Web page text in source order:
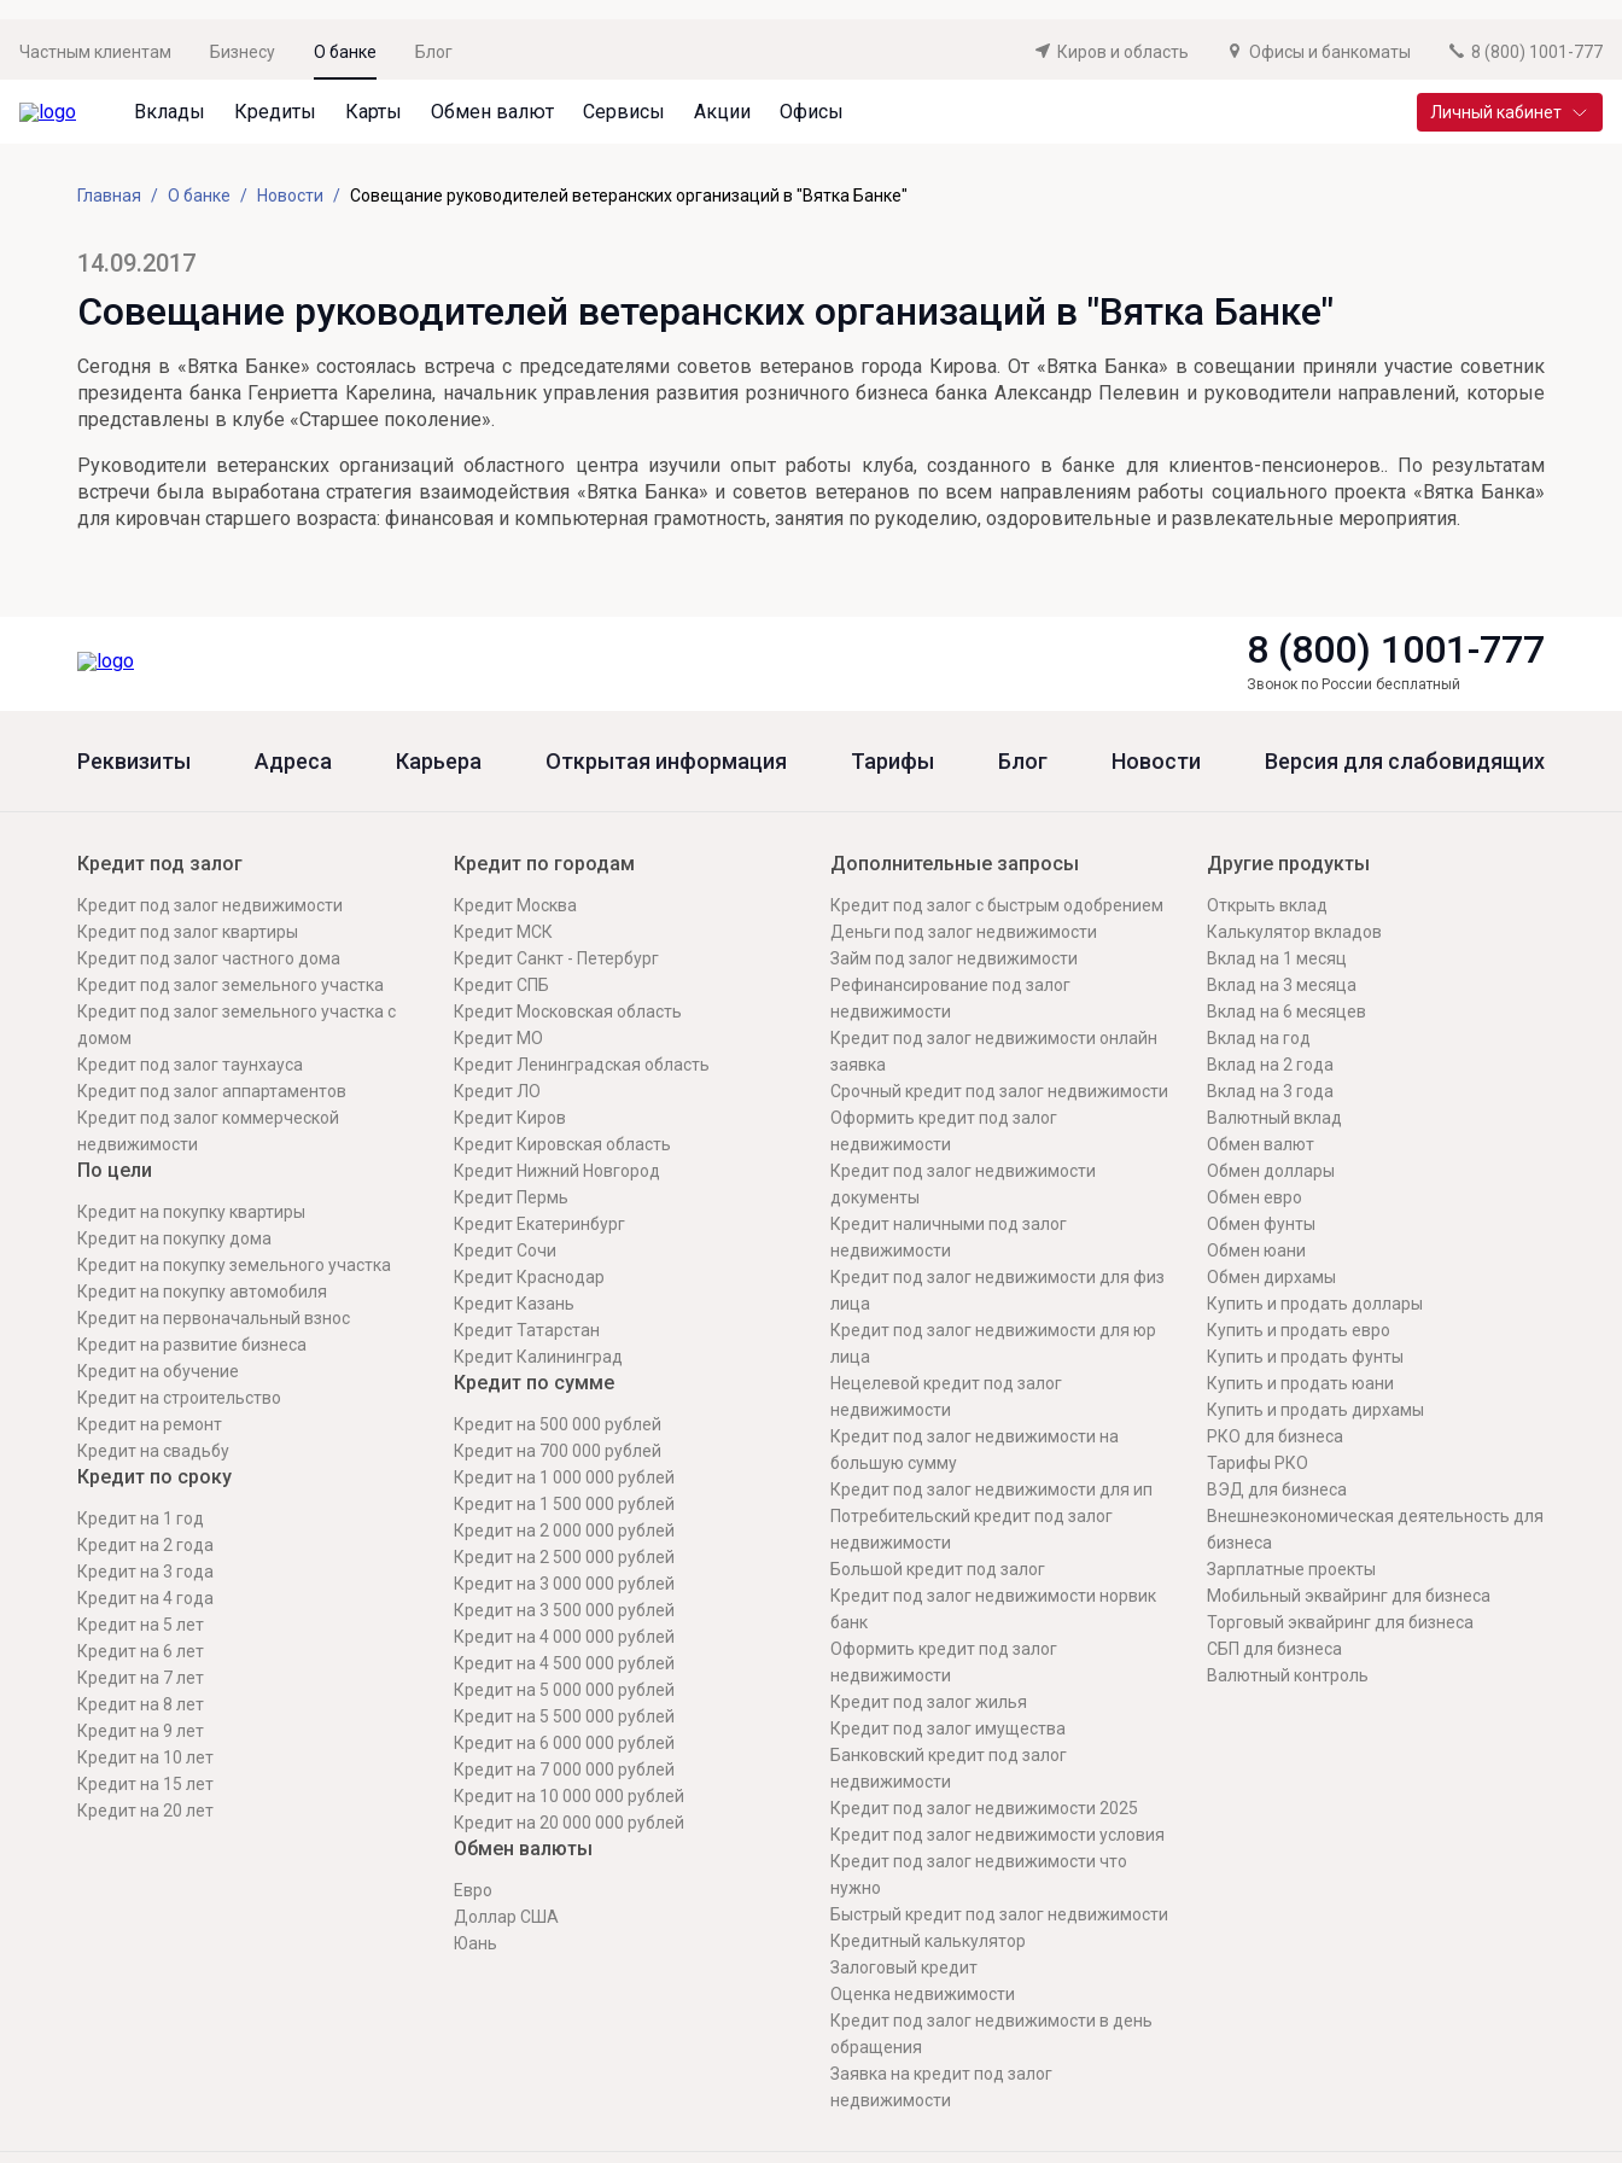
Частным клиентам Бизнесу О банке Блог Киров и область Офисы и банкоматы 8 (800) 1001-777
Вклады
Не упусти момент
Просто вклад
Накопительный
Отличная стратегия+
Фиксируй доход
Новый старт
Валютный плюс
Система страхования вкладов
Архив вкладов
Кредиты
Кредит под залог недвижимости
Рефинансирование
Кредит на автомобиль
Потребительский кредит
Привилегии для клиентов
Реструктуризация
Оценка недвижимости
Карты
Дебетовая карта с пакетом услуг
Премиальная карта Mir Supreme
Пенсионная карта
Все карты
Документы
Кешбэк
Обмен валют
Курсы валют
Бронирование валюты
Курсы валют ЦБ
Сервисы
Оплата кредита
Оценка недвижимости
Подбор новой недвижимости
СБПей
Mir Pay
Госуслуги
Регистрация в ЕБС
Подтверждение согласия через Госуслуги
Акции
Акция «Приведи друга»
Акция «Ставка на бизнес»
Офисы Личный кабинет
Главная О банке Новости Совещание руководителей ветеранских организаций в "Вятка Банке"
14.09.2017
Совещание руководителей ветеранских организаций в "Вятка Банке"
Сегодня в «Вятка Банке» состоялась встреча с председателями советов ветеранов города Кирова. От «Вятка Банка» в совещании приняли участие советник
президента банка Генриетта Карелина, начальник управления развития розничного бизнеса банка Александр Пелевин и руководители направлений, которые
представлены в клубе «Старшее поколение».
Руководители ветеранских организаций областного центра изучили опыт работы клуба, созданного в банке для клиентов-пенсионеров.. По результатам
встречи была выработана стратегия взаимодействия «Вятка Банка» и советов ветеранов по всем направлениям работы социального проекта «Вятка Банка»
для кировчан старшего возраста: финансовая и компьютерная грамотность, занятия по рукоделию, оздоровительные и развлекательные мероприятия.
8 (800) 1001-777
Звонок по России бесплатный
Реквизиты Адреса Карьера Открытая информация Тарифы Блог Новости Версия для слабовидящих
Кредит под залог
Кредит под залог недвижимости
Кредит под залог квартиры
Кредит под залог частного дома
Кредит под залог земельного участка
Кредит под залог земельного участка с
домом
Кредит под залог таунхауса
Кредит под залог аппартаментов
Кредит под залог коммерческой
недвижимости
По цели
Кредит на покупку квартиры
Кредит на покупку дома
Кредит на покупку земельного участка
Кредит на покупку автомобиля
Кредит на первоначальный взнос
Кредит на развитие бизнеса
Кредит на обучение
Кредит на строительcтво
Кредит на ремонт
Кредит на свадьбу
Кредит по сроку
Кредит на 1 год
Кредит на 2 года
Кредит на 3 года
Кредит на 4 года
Кредит на 5 лет
Кредит на 6 лет
Кредит на 7 лет
Кредит на 8 лет
Кредит на 9 лет
Кредит на 10 лет
Кредит на 15 лет
Кредит на 20 лет
Кредит по городам
Кредит Москва
Кредит МСК
Кредит Санкт - Петербург
Кредит СПБ
Кредит Московская область
Кредит МО
Кредит Ленинградская область
Кредит ЛО
Кредит Киров
Кредит Кировская область
Кредит Нижний Новгород
Кредит Пермь
Кредит Екатеринбург
Кредит Сочи
Кредит Краснодар
Кредит Казань
Кредит Татарстан
Кредит Калининград
Кредит по сумме
Кредит на 500 000 рублей
Кредит на 700 000 рублей
Кредит на 1 000 000 рублей
Кредит на 1 500 000 рублей
Кредит на 2 000 000 рублей
Кредит на 2 500 000 рублей
Кредит на 3 000 000 рублей
Кредит на 3 500 000 рублей
Кредит на 4 000 000 рублей
Кредит на 4 500 000 рублей
Кредит на 5 000 000 рублей
Кредит на 5 500 000 рублей
Кредит на 6 000 000 рублей
Кредит на 7 000 000 рублей
Кредит на 10 000 000 рублей
Кредит на 20 000 000 рублей
Обмен валюты
Евро
Доллар США
Юань
Дополнительные запросы
Кредит под залог с быстрым одобрением
Деньги под залог недвижимости
Займ под залог недвижимости
Рефинансирование под залог
недвижимости
Кредит под залог недвижимости онлайн
заявка
Срочный кредит под залог недвижимости
Оформить кредит под залог
недвижимости
Кредит под залог недвижимости
документы
Кредит наличными под залог
недвижимости
Кредит под залог недвижимости для физ
лица
Кредит под залог недвижимости для юр
лица
Нецелевой кредит под залог
недвижимости
Кредит под залог недвижимости на
большую сумму
Кредит под залог недвижимости для ип
Потребительский кредит под залог
недвижимости
Большой кредит под залог
Кредит под залог недвижимости норвик
банк
Оформить кредит под залог
недвижимости
Кредит под залог жилья
Кредит под залог имущества
Банковский кредит под залог
недвижимости
Кредит под залог недвижимости 2025
Кредит под залог недвижимости условия
Кредит под залог недвижимости что
нужно
Быстрый кредит под залог недвижимости
Кредитный калькулятор
Залоговый кредит
Оценка недвижимости
Кредит под залог недвижимости в день
обращения
Заявка на кредит под залог
недвижимости
Другие продукты
Открыть вклад
Калькулятор вкладов
Вклад на 1 месяц
Вклад на 3 месяца
Вклад на 6 месяцев
Вклад на год
Вклад на 2 года
Вклад на 3 года
Валютный вклад
Обмен валют
Обмен доллары
Обмен евро
Обмен фунты
Обмен юани
Обмен дирхамы
Купить и продать доллары
Купить и продать евро
Купить и продать фунты
Купить и продать юани
Купить и продать дирхамы
РКО для бизнеса
Тарифы РКО
ВЭД для бизнеса
Внешнеэкономическая деятельность для
бизнеса
Зарплатные проекты
Мобильный эквайринг для бизнеса
Торговый эквайринг для бизнеса
СБП для бизнеса
Валютный контроль